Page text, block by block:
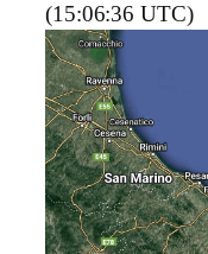
(15:06:36 UTC)